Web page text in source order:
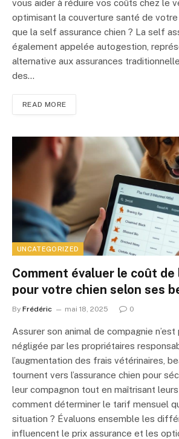
vous aider à réduire vos coûts chez le
optimisant la couverture santé de votre
que la self assurance chien ? La self
également appelée autogestion,
alternative aux assurances
des…
READ MORE
UNCATEGORIZED
Comment évaluer le coût de
pour votre chien selon ses
By Frédéric mai 18, 2025 0
Assurer son animal de compagnie
négligée par les propriétaires
l’augmentation des frais vétérinaires,
tournent vers l’assurance chien pour
leur compagnon tout en maîtrisant
comment déterminer le tarif mensuel
situation ? Évaluons ensemble les
influencent le prix assurance et les